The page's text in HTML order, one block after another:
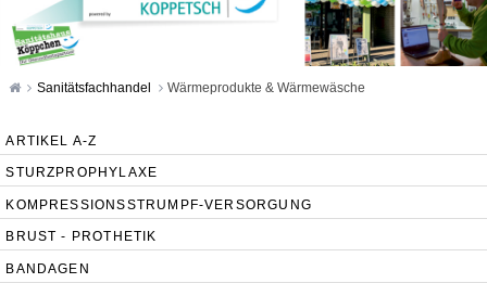
SANITÄTSFACHHANDEL
ORTHOPÄDIETECHNIK
HOMECARE
REHATECHNIK
Sanitätsfachhandel Wärmeprodukte & Wärmewäsche
ARTIKEL A-Z
STURZPROPHYLAXE
KOMPRESSIONSSTRUMPF-VERSORGUNG
BRUST - PROTHETIK
BANDAGEN